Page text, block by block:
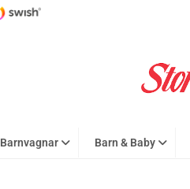
Barnvagnar Barn & Baby